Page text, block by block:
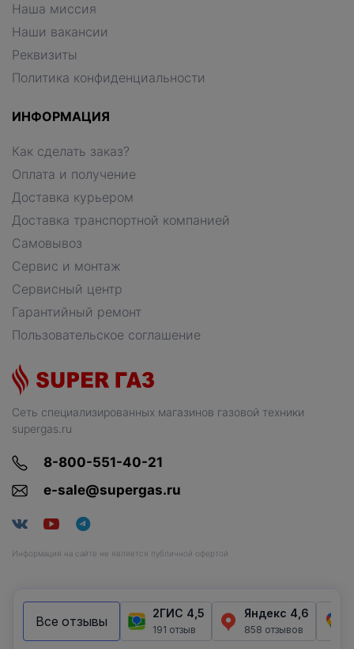
Сеть специализированных магазинов газовой техники
supergas.ru
8-800-551-40-21
e-sale@supergas.ru
Информация на сайте не является публичной офертой
Наша миссия
Наши вакансии
Реквизиты
Политика конфиденциальности
ИНФОРМАЦИЯ
Как сделать заказ?
Оплата и получение
Доставка курьером
Доставка транспортной компанией
Самовывоз
Сервис и монтаж
Сервисный центр
Гарантийный ремонт
Пользовательское соглашение